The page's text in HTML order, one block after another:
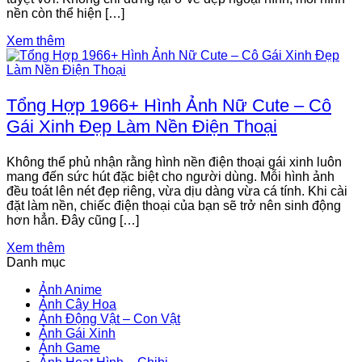
nền còn thể hiện […]
Xem thêm
Tổng Hợp 1966+ Hình Ảnh Nữ Cute – Cô
Gái Xinh Đẹp Làm Nền Điện Thoại
Không thể phủ nhận rằng hình nền điện thoại gái xinh luôn
mang đến sức hút đặc biệt cho người dùng. Mỗi hình ảnh
đều toát lên nét đẹp riêng, vừa dịu dàng vừa cá tính. Khi cài
đặt làm nền, chiếc điện thoại của bạn sẽ trở nên sinh động
hơn hẳn. Đây cũng […]
Xem thêm
Danh mục
Ảnh Anime
Ảnh Cây Hoa
Ảnh Động Vật – Con Vật
Ảnh Gái Xinh
Ảnh Game